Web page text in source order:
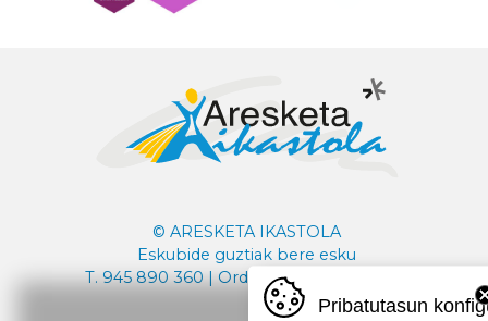
© ARESKETA IKASTOLA
Eskubide guztiak bere esku
T. 945 890 360 | Ordutegia: 08:30 - 18:00
Pribatutasun